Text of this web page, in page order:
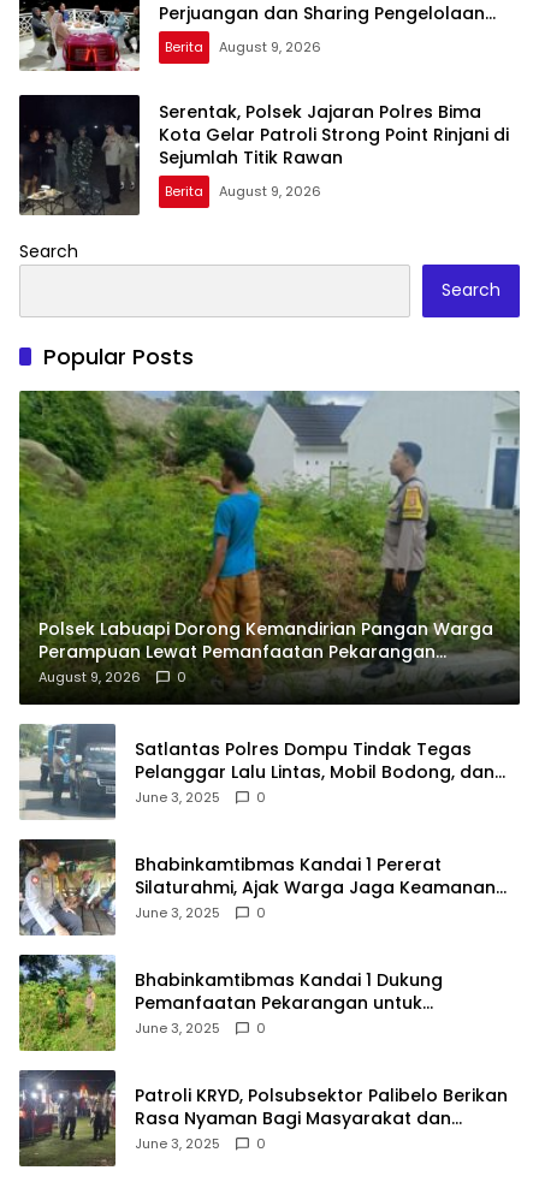
Perjuangan dan Sharing Pengelolaan
Pariwisata Bendungan Tiu Suntuk”
Berita August 9, 2026
Serentak, Polsek Jajaran Polres Bima
Kota Gelar Patroli Strong Point Rinjani di
Sejumlah Titik Rawan
Berita August 9, 2026
Search
Search
Popular Posts
Polsek Labuapi Dorong Kemandirian Pangan Warga
Perampuan Lewat Pemanfaatan Pekarangan
Rumah
August 9, 2026 0
Satlantas Polres Dompu Tindak Tegas
Pelanggar Lalu Lintas, Mobil Bodong, dan
Kendaraan Tak Bayar Pajak
June 3, 2025 0
Bhabinkamtibmas Kandai 1 Pererat
Silaturahmi, Ajak Warga Jaga Keamanan
Lingkungan
June 3, 2025 0
Bhabinkamtibmas Kandai 1 Dukung
Pemanfaatan Pekarangan untuk
Ketahanan Pangan Menuju Indonesia Emas
June 3, 2025 0
Patroli KRYD, Polsubsektor Palibelo Berikan
Rasa Nyaman Bagi Masyarakat dan
Antisipasi Aksi Menjurus Premanisme
June 3, 2025 0